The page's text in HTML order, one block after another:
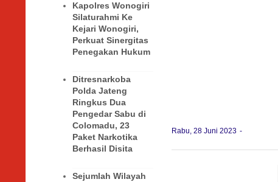
Kapolres Wonogiri
Silaturahmi Ke
Kejari Wonogiri,
Perkuat Sinergitas
Penegakan Hukum
Ditresnarkoba
Polda Jateng
Ringkus Dua
Pengedar Sabu di
Colomadu, 23
Paket Narkotika
Berhasil Disita
Sejumlah Wilayah
Rabu, 28 Juni 2023